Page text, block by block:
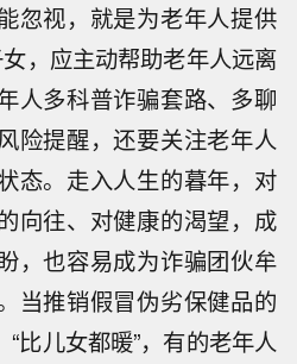
忽视，就是为老年人提供
，应主动帮助老年人远离
人多科普诈骗套路、多聊
险提醒，还要关注老年人
态。走入人生的暮年，对
向往、对健康的渴望，成
，也容易成为诈骗团伙牟
当推销假冒伪劣保健品的
比儿女都暖”，有的老年人